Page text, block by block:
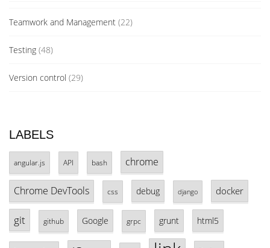
Teamwork and Management (22)
Testing (48)
Version control (29)
LABELS
angular.js API bash chrome
Chrome DevTools css debug django docker
git github Google grpc grunt html5